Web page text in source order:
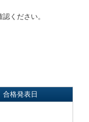
ください。
合格発表日